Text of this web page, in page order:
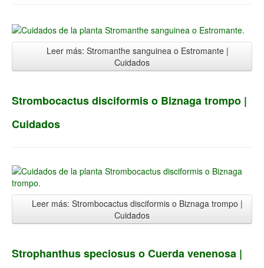
Leer más: Stromanthe sanguinea o Estromante |
Cuidados
Strombocactus disciformis o Biznaga trompo |
Cuidados
Leer más: Strombocactus disciformis o Biznaga trompo |
Cuidados
Strophanthus speciosus o Cuerda venenosa |